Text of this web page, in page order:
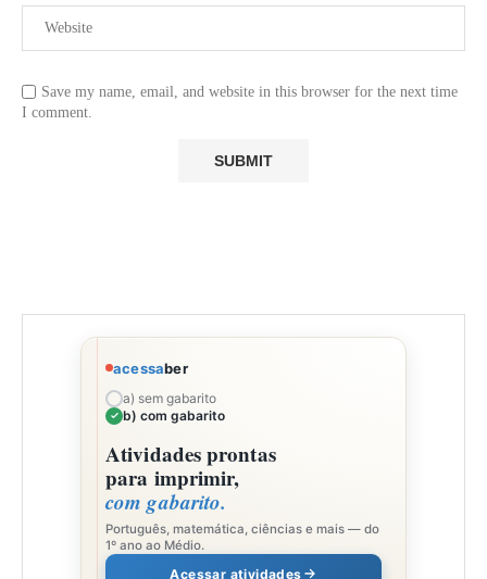
Save my name, email, and website in this browser for the next time
I comment.
acessaber
a) sem gabarito
b) com gabarito
Atividades prontas
para imprimir,
com gabarito.
Português, matemática, ciências e mais — do
1º ano ao Médio.
Acessar atividades